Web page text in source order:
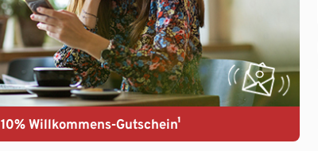
10% Willkommens-Gutschein¹